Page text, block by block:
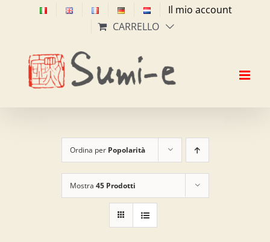
Il mio account
CARRELLO
Ordina per Popolarità
Mostra 45 Prodotti